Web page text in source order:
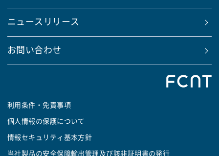
ニュースリリース
お問い合わせ
利用条件・免責事項
個人情報の保護について
情報セキュリティ基本方針
当社製品の安全保障輸出管理及び該非証明書の発行